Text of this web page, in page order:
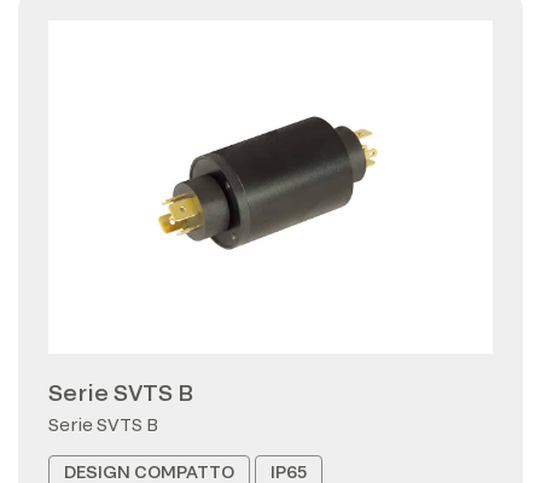
Serie SVTS B
Serie SVTS B
DESIGN COMPATTO IP65